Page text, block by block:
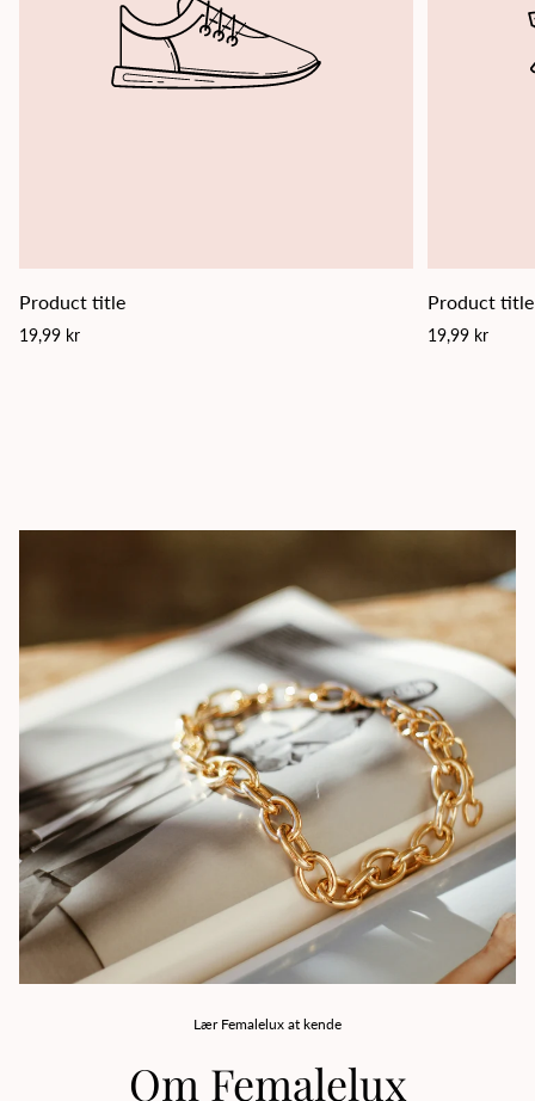
Product title
Regular
19,99 kr
Product title
Regular
19,99 kr
Lær Femalelux at kende
Om Femalelux